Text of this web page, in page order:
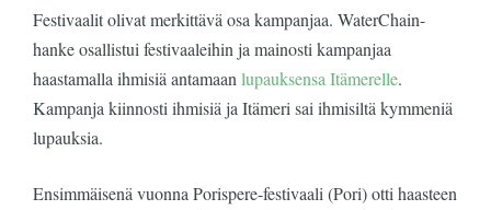
Festivaalit olivat merkittävä osa kampanjaa. WaterChain-
hanke osallistui festivaaleihin ja mainosti kampanjaa
haastamalla ihmisiä antamaan lupauksensa Itämerelle.
Kampanja kiinnosti ihmisiä ja Itämeri sai ihmisiltä kymmeniä
lupauksia.
Ensimmäisenä vuonna Porispere-festivaali (Pori) otti haasteen